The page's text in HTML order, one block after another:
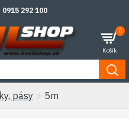
0915 292 100
0
pásy 5m